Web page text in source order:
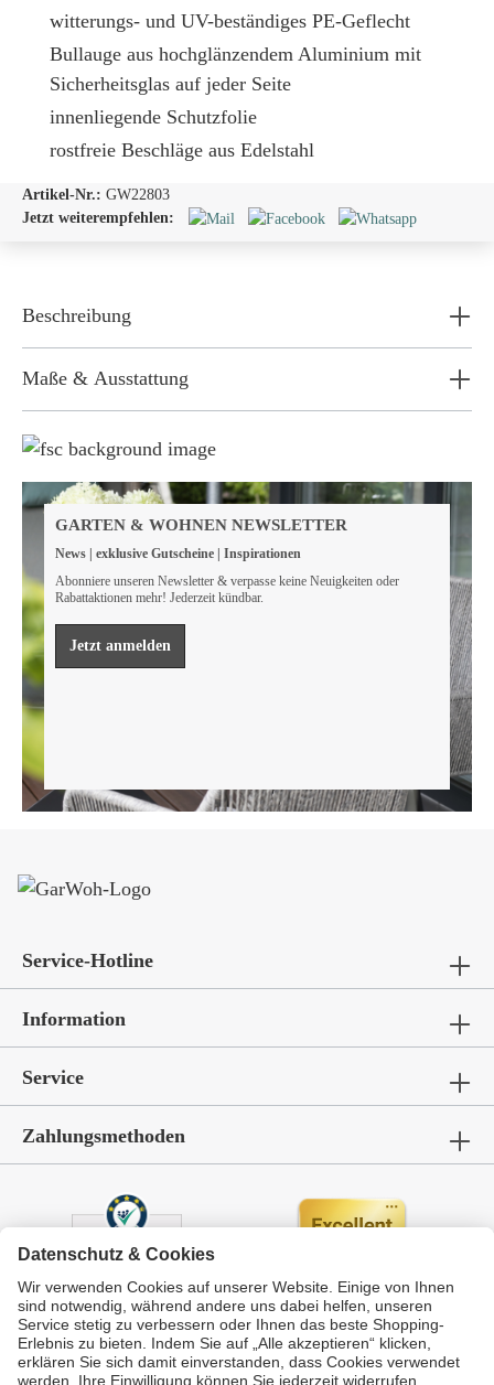
witterungs- und UV-beständiges PE-Geflecht
Bullauge aus hochglänzendem Aluminium mit
Sicherheitsglas auf jeder Seite
innenliegende Schutzfolie
rostfreie Beschläge aus Edelstahl
Artikel-Nr.: GW22803
Jetzt weiterempfehlen:
Beschreibung
Maße & Ausstattung
Wir sind FSC® zertifiziert
leisten müssen, um unsere natürlichen Ressourcen zu
bewahren.
Mehr erfahren
GARTEN & WOHNEN NEWSLETTER
News | exklusive Gutscheine | Inspirationen
Abonniere unseren Newsletter & verpasse keine Neuigkeiten oder
Rabattaktionen mehr! Jederzeit kündbar.
Jetzt anmelden
Service-Hotline
Information
Service
Zahlungsmethoden